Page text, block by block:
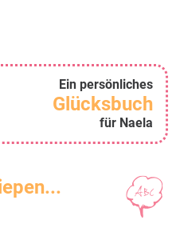
Ein persönliches
Glücksbuch
für Naela